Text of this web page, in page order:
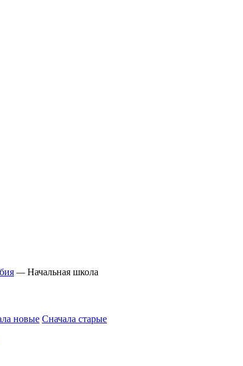
—Начальная школа
новые Сначала старые